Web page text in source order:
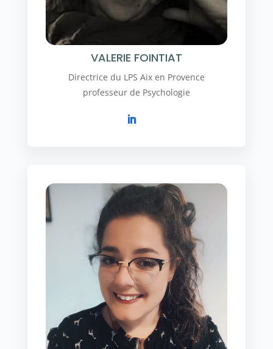
VALERIE FOINTIAT
Directrice du LPS Aix en Provence
professeur de Psychologie